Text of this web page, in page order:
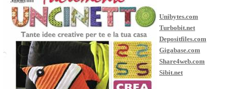
Unibytes.com
Turbobit.net
Depositfiles.com
Gigabase.com
Share4web.com
Sibit.net